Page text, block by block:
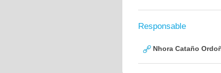
Responsable
Nhora Cataño